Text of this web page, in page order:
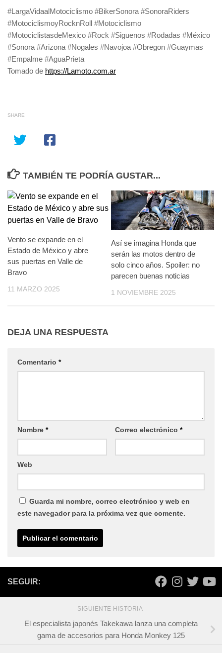
#LargaVidaalMotociclismo #BikerSonora #SonoraRiders
#MotociclismoyRocknRoll #Motociclismo
#MotociclistasdeMexico #Rock #Siguenos #Rodadas #México
#Sonora #Arizona #Nogales #Navojoa #Obregon #Guaymas
#Empalme #AguaPrieta
Tomado de https://Lamoto.com.ar
SHARE
TAMBIÉN TE PODRÍA GUSTAR...
Vento se expande en el
Estado de México y abre
sus puertas en Valle de
Bravo
11 MARZO 2025
Así se imagina Honda que
serán las motos dentro de
solo cinco años. Spoiler: no
parecen buenas noticias
1 NOVIEMBRE 2025
DEJA UNA RESPUESTA
Comentario *
Nombre * Correo electrónico *
Web
Guarda mi nombre, correo electrónico y web en
este navegador para la próxima vez que comente.
SEGUIR:
SIGUIENTE HISTORIA
El especialista japonés Takekawa lanza una completa
gama de accesorios para Honda Monkey 125